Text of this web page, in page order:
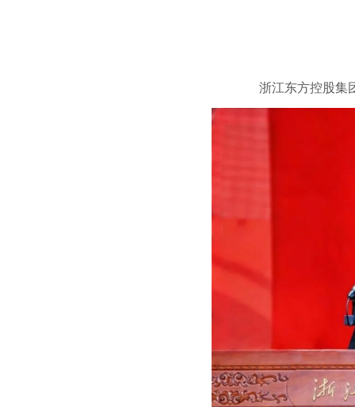
浙江东方控股集